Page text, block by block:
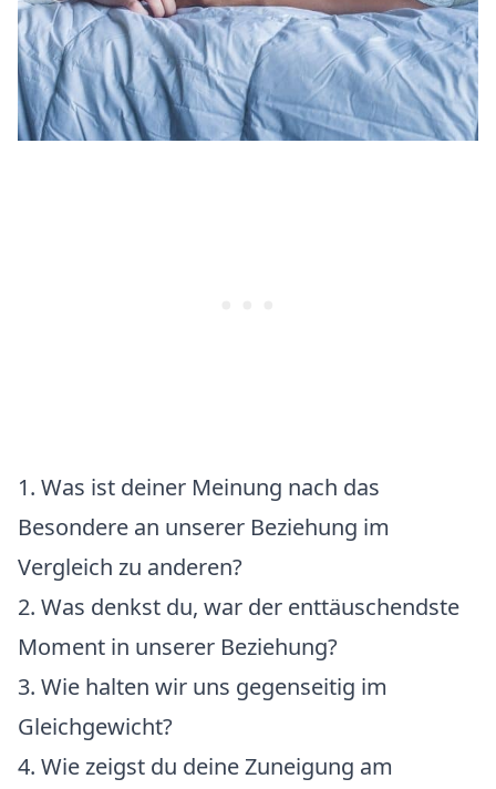
1. Was ist deiner Meinung nach das
Besondere an unserer Beziehung im
Vergleich zu anderen?
2. Was denkst du, war der enttäuschendste
Moment in unserer Beziehung?
3. Wie halten wir uns gegenseitig im
Gleichgewicht?
4. Wie zeigst du deine Zuneigung am